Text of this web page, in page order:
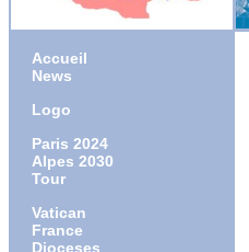
Accueil
News
Logo
Paris 2024
Alpes 2030
Tour
Vatican
France
Dioceses